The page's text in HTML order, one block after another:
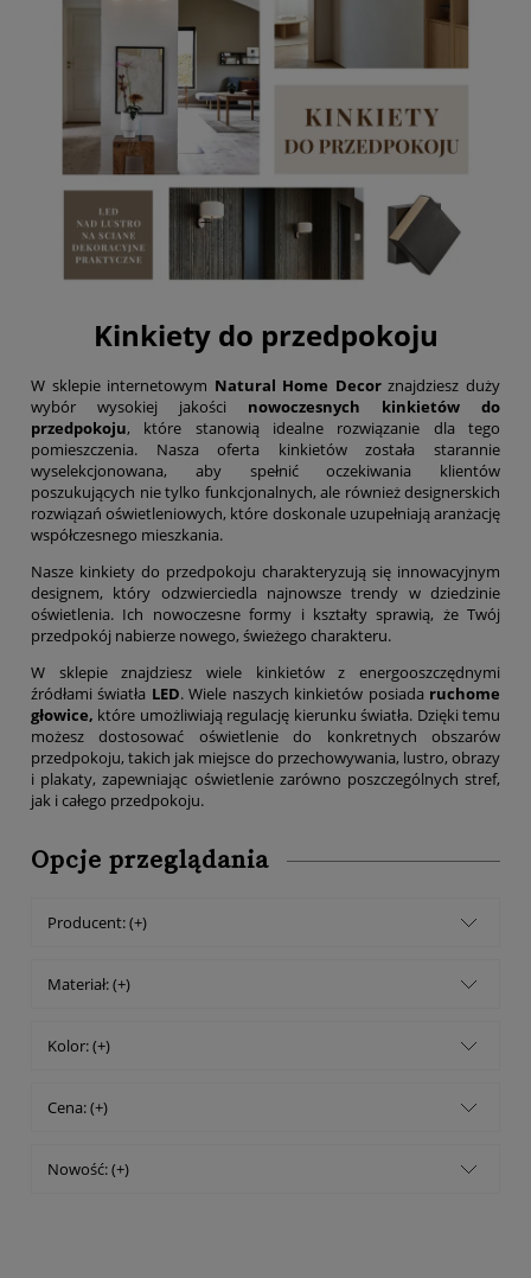
Kinkiety do przedpokoju
W sklepie internetowym Natural Home Decorznajdziesz duży
wybór wysokiej jakości nowoczesnych kinkietów do
przedpokoju, które stanowią idealne rozwiązanie dla tego
pomieszczenia. Nasza oferta kinkietów została starannie
wyselekcjonowana, aby spełnić oczekiwania klientów
poszukujących nie tylko funkcjonalnych, ale również designerskich
rozwiązań oświetleniowych, które doskonale uzupełniają aranżację
współczesnego mieszkania.
Nasze kinkiety do przedpokoju charakteryzują się innowacyjnym
designem, który odzwierciedla najnowsze trendy w dziedzinie
oświetlenia. Ich nowoczesne formy i kształty sprawią, że Twój
przedpokój nabierze nowego, świeżego charakteru.
W sklepie znajdziesz wiele kinkietów z energooszczędnymi
źródłami światła LED. Wiele naszych kinkietów posiada ruchome
głowice, które umożliwiają regulację kierunku światła. Dzięki temu
możesz dostosować oświetlenie do konkretnych obszarów
przedpokoju, takich jak miejsce do przechowywania, lustro, obrazy
i plakaty, zapewniając oświetlenie zarówno poszczególnych stref,
jak i całego przedpokoju.
Opcje przeglądania
Producent: (+)
Materiał: (+)
Kolor: (+)
Cena: (+)
Nowość: (+)